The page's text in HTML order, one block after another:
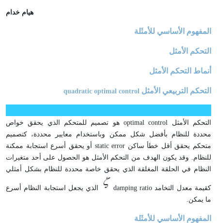
هيام خدام
المفهوم الأساسي للأمثَلة
التحكم الأمثل
أنماط التحكم الأمثل
التحكم التربيعي الأمثل quadratic optimal control
التحكم الأمثل optimal control هو تصميم للمتحكم الذي يحقق خواص
محددة للنظام بأفضل شكل ممكن وباستخدام معايير محددة، كتصميم
متحكم يحقق أقل خطأ ساكن static error أو يحقق أسرع استجابة ممكنة
للنظام. وقد يكون الهدف من التحكم الأمثل هو الحصول على أحد متغيرات
النظام في الحلقة المغلقة الذي يحقق خاصة محددة للنظام بشكل أمثلي
كقيمة معدل التخامد damping ratio
الذي يجعل استجابة النظام أسرع
ما يمكن.
المفهوم الأساسي للأمثَلة